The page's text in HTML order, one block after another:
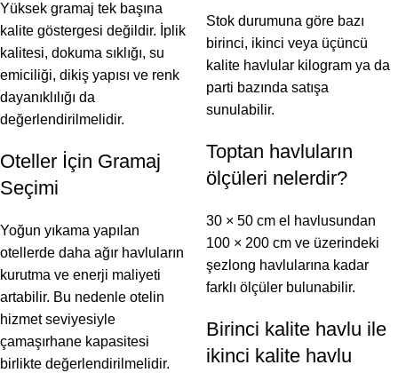
Yüksek gramaj tek başına
kalite göstergesi değildir. İplik
kalitesi, dokuma sıklığı, su
emiciliği, dikiş yapısı ve renk
dayanıklılığı da
değerlendirilmelidir.
Oteller İçin Gramaj
Seçimi
Yoğun yıkama yapılan
otellerde daha ağır havluların
kurutma ve enerji maliyeti
artabilir. Bu nedenle otelin
hizmet seviyesiyle
çamaşırhane kapasitesi
birlikte değerlendirilmelidir.
Stok durumuna göre bazı
birinci, ikinci veya üçüncü
kalite havlular kilogram ya da
parti bazında satışa
sunulabilir.
Toptan havluların
ölçüleri nelerdir?
30 × 50 cm el havlusundan
100 × 200 cm ve üzerindeki
şezlong havlularına kadar
farklı ölçüler bulunabilir.
Birinci kalite havlu ile
ikinci kalite havlu